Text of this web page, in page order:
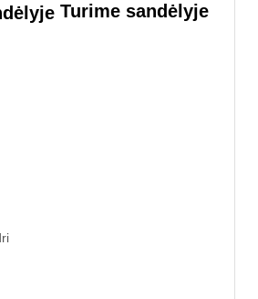
Turime sandėlyje